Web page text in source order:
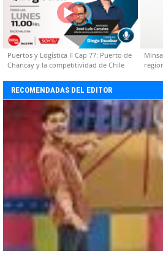
Puertos y Logística II Cap 77: Puerto de
Chancay y la competitividad de Chile
RECOMENDADAS DEL EDITOR